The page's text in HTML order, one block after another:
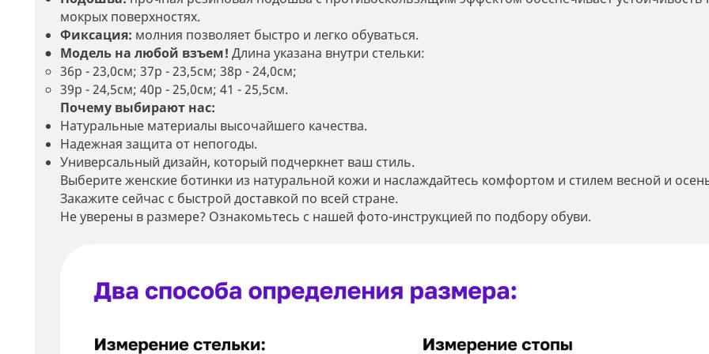
мокрых поверхностях.
Фиксация: молния позволяет быстро и легко обуваться.
Модель на любой взъем! Длина указана внутри стельки:
36р - 23,0см; 37р - 23,5см; 38р - 24,0см;
39р - 24,5см; 40р - 25,0cм; 41 - 25,5см.
Почему выбирают нас:
Натуральные материалы высочайшего качества.
Надежная защита от непогоды.
Универсальный дизайн, который подчеркнет ваш стиль.
Выберите женские ботинки из натуральной кожи и наслаждайтесь комфортом и стилем весной и
Закажите сейчас с быстрой доставкой по всей стране.
Не уверены в размере? Ознакомьтесь с нашей фото-инструкцией по подбору обуви.
Остались вопросы?
ближайшее время
Сообщить о поступлении
Регистрация
Уже есть аккаунт?
Имя*